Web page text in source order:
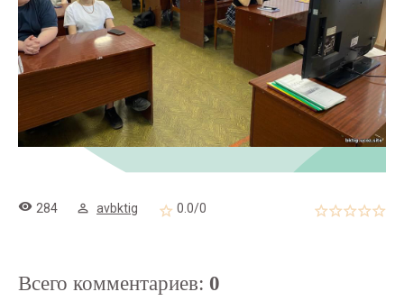
284 avbktig 0.0/0
Всего комментариев: 0